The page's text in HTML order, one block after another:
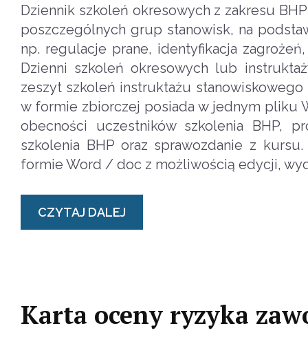
Dziennik szkoleń okresowych z zakresu
poszczególnych grup stanowisk, na
np. regulacje prane, identyfikacja
Dzienni szkoleń okresowych lub
zeszyt szkoleń instruktażu
w formie zbiorczej posiada w jednym pliku
obecności uczestników szkolenia BHP,
szkolenia BHP oraz sprawozdanie z
formie Word / doc z możliwością edycji,
CZYTAJ DALEJ
Karta oceny ryzyka